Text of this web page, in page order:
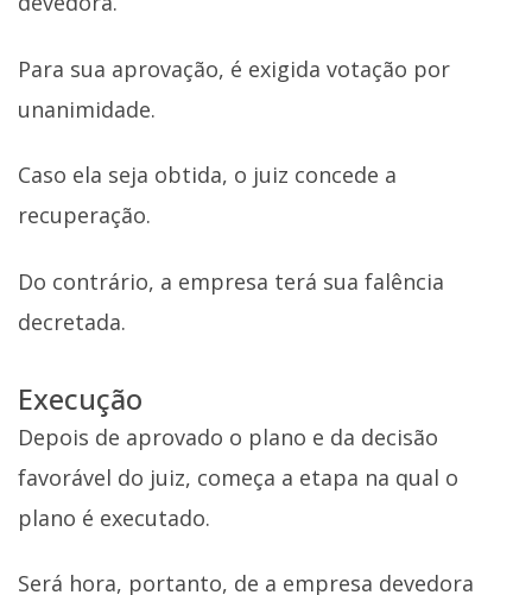
Para sua aprovação, é exigida votação por
unanimidade.
Caso ela seja obtida, o juiz concede a
recuperação.
Do contrário, a empresa terá sua falência
decretada.
Execução
Depois de aprovado o plano e da decisão
favorável do juiz, começa a etapa na qual o
plano é executado.
Será hora, portanto, de a empresa devedora